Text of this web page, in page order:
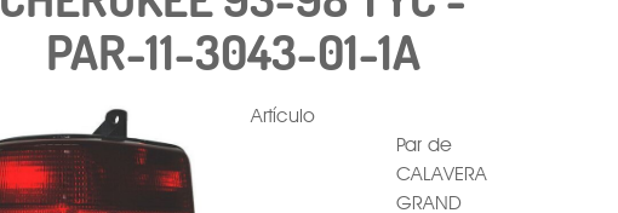
PAR-11-3043-01-1A
Artículo
Par de
CALAVERA
GRAND